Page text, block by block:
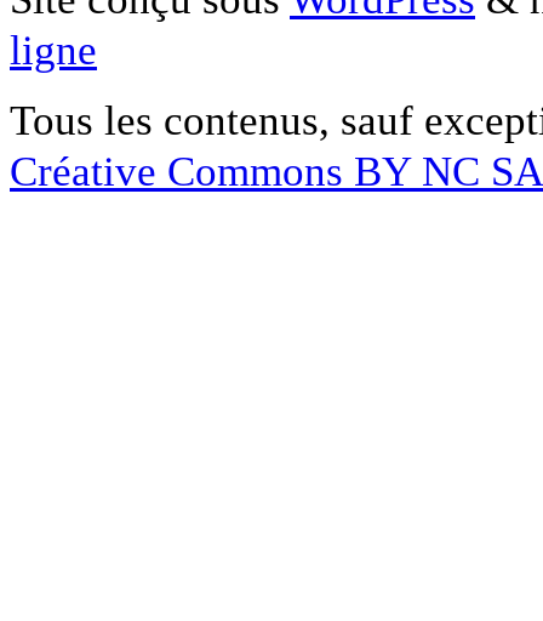
ligne
Tous les contenus, sauf
Créative Commons BY NC SA